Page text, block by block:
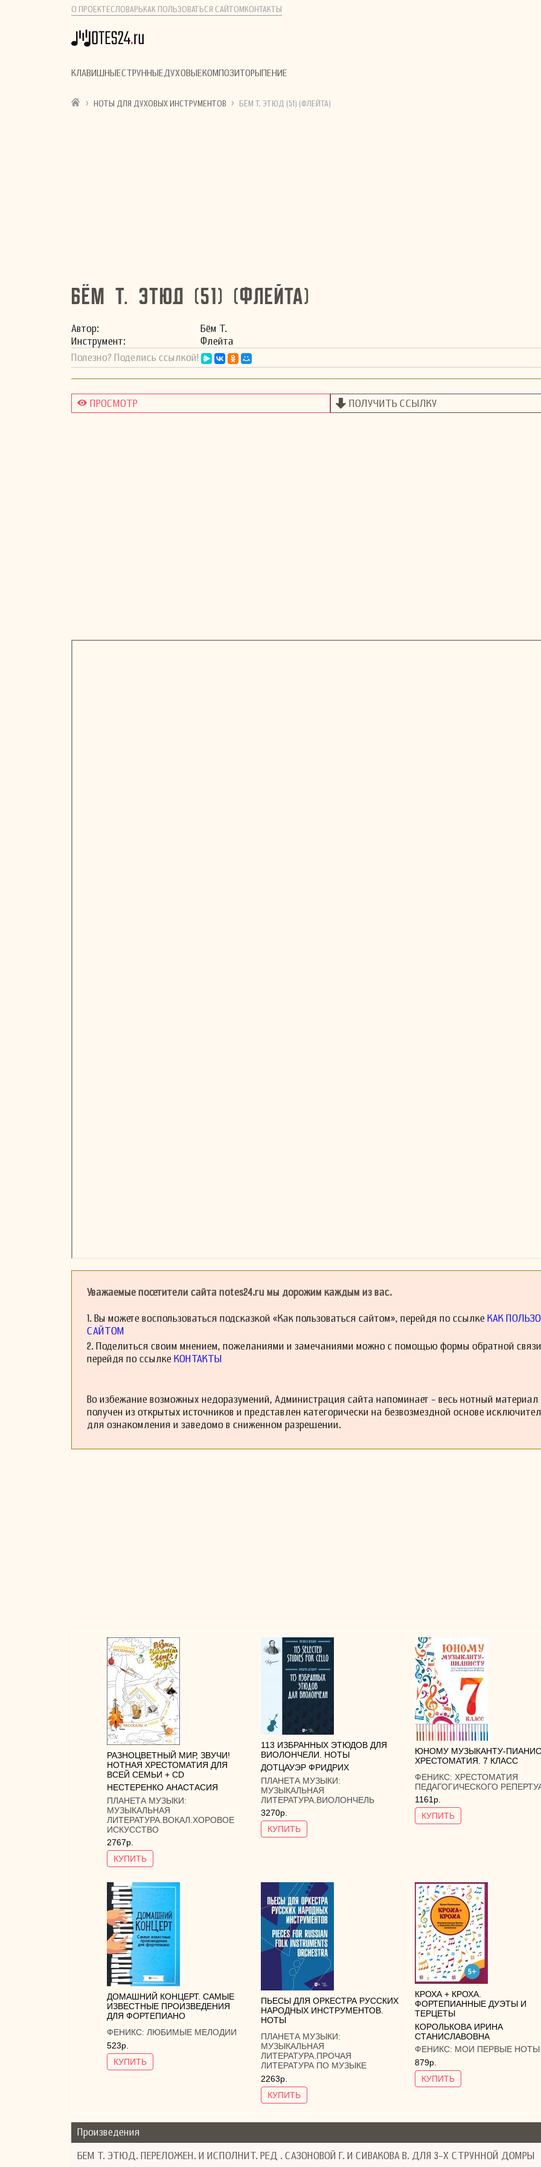
О ПРОЕКТЕСЛОВАРЬ КАК ПОЛЬЗОВАТЬСЯ САЙТОМ КОНТАКТЫ
КЛАВИШНЫЕСТРУННЫЕДУХОВЫЕКОМПОЗИТОРЫ ПЕНИЕ
› НОТЫ ДЛЯ ДУХОВЫХ ИНСТРУМЕНТОВ › БЁМ Т. ЭТЮД (51) (ФЛЕЙТА)
Бём Т. Этюд (51) (флейта)
Автор:
Бём Т.
Инстру­мент:
Флейта
Полезно? Поделись ссылкой!
ПРОСМОТР ПОЛУЧИТЬ ССЫЛКУ
Уважаемые посетители сайта notes24.ru мы дорожим каждым из вас.
1. Вы можете воспользоваться подсказкой «Как пользоваться сайтом», перейдя по ссылке КАК
САЙТОМ
2. Поделиться своим мнением, пожеланиями и замечаниями можно с помощью формы обратной
перейдя по ссылке КОНТАКТЫ
Во избежание возможных недоразумений, Администрация сайта напоминает - весь нотный материал
получен из открытых источников и представлен категорически на безвозмездной основе
для ознакомления и заведомо в сниженном разрешении.
РАЗНОЦВЕТНЫЙ МИР, ЗВУЧИ!
НОТНАЯ ХРЕСТОМАТИЯ ДЛЯ
ВСЕЙ СЕМЬИ + CD
НЕСТЕРЕНКО АНАСТАСИЯ
ПЛАНЕТА МУЗЫКИ:
МУЗЫКАЛЬНАЯ
ЛИТЕРАТУРА.ВОКАЛ.ХОРОВОЕ
ИСКУССТВО
2767р.
КУПИТЬ
113 ИЗБРАННЫХ ЭТЮДОВ ДЛЯ
ВИОЛОНЧЕЛИ. НОТЫ
ДОТЦАУЭР ФРИДРИХ
ПЛАНЕТА МУЗЫКИ:
МУЗЫКАЛЬНАЯ
ЛИТЕРАТУРА.ВИОЛОНЧЕЛЬ
3270р.
КУПИТЬ
ЮНОМУ МУЗЫКАНТУ-
ХРЕСТОМАТИЯ. 7 КЛАСС
ФЕНИКС: ХРЕСТОМАТИЯ
ПЕДАГОГИЧЕСКОГО
1161р.
КУПИТЬ
ДОМАШНИЙ КОНЦЕРТ. САМЫЕ
ИЗВЕСТНЫЕ ПРОИЗВЕДЕНИЯ
ДЛЯ ФОРТЕПИАНО
ФЕНИКС: ЛЮБИМЫЕ МЕЛОДИИ
523р.
КУПИТЬ
ПЬЕСЫ ДЛЯ ОРКЕСТРА РУССКИХ
НАРОДНЫХ ИНСТРУМЕНТОВ.
НОТЫ
ПЛАНЕТА МУЗЫКИ:
МУЗЫКАЛЬНАЯ
ЛИТЕРАТУРА.ПРОЧАЯ
ЛИТЕРАТУРА ПО МУЗЫКЕ
2263р.
КУПИТЬ
КРОХА + КРОХА.
ФОРТЕПИАННЫЕ ДУЭТЫ И
ТЕРЦЕТЫ
КОРОЛЬКОВА ИРИНА
СТАНИСЛАВОВНА
ФЕНИКС: МОИ ПЕРВЫЕ НОТЫ
879р.
КУПИТЬ
Произведения
БЕМ Т. ЭТЮД. ПЕРЕЛОЖЕН. И ИСПОЛНИТ. РЕД . САЗОНОВОЙ Г. И СИВАКОВА В. ДЛЯ 3-Х СТРУННОЙ ДОМРЫ